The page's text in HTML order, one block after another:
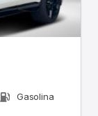
Gasolina